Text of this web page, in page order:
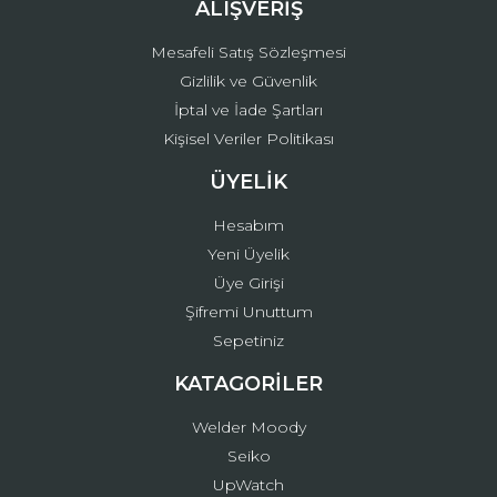
ALIŞVERİŞ
Mesafeli Satış Sözleşmesi
Gizlilik ve Güvenlik
İptal ve İade Şartları
Kişisel Veriler Politikası
ÜYELİK
Hesabım
Yeni Üyelik
Üye Girişi
Şifremi Unuttum
Sepetiniz
KATAGORİLER
Welder Moody
Seiko
UpWatch